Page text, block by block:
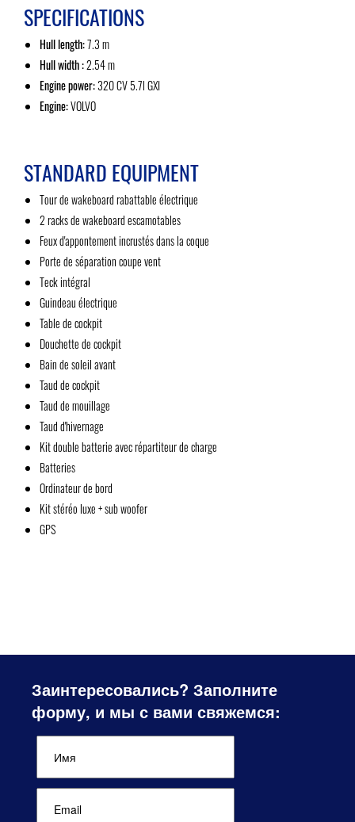
SPECIFICATIONS
Hull length:7.3 m
Hull width :2.54 m
Engine power:320 CV 5.7l GXI
Engine:VOLVO
STANDARD EQUIPMENT
Tour de wakeboard rabattable électrique
2 racks de wakeboard escamotables
Feux d'appontement incrustés dans la coque
Porte de séparation coupe vent
Teck intégral
Guindeau électrique
Table de cockpit
Douchette de cockpit
Bain de soleil avant
Taud de cockpit
Taud de mouillage
Taud d'hivernage
Kit double batterie avec répartiteur de charge
Batteries
Ordinateur de bord
Kit stéréo luxe + sub woofer
GPS
Заинтересовались? Заполните
форму, и мы с вами свяжемся: